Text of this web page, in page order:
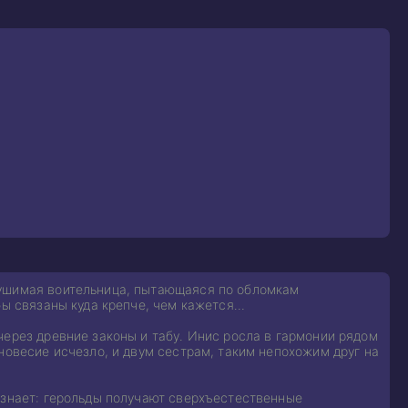
воительница, пытающаяся по обломкам
связаны куда крепче, чем кажется…
древние законы и табу. Инис росла в гармонии рядом
исчезло, и двум сестрам, таким непохожим друг на
герольды получают сверхъестественные